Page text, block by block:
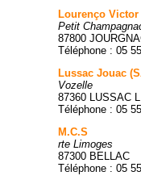
Lourenço Victor
Petit
87800
Téléphone : 05
Lussac Jouac
Vozelle
87360 LUSSAC
Téléphone : 05
M.C.S
rte Limoges
87300 BELLAC
Téléphone : 05